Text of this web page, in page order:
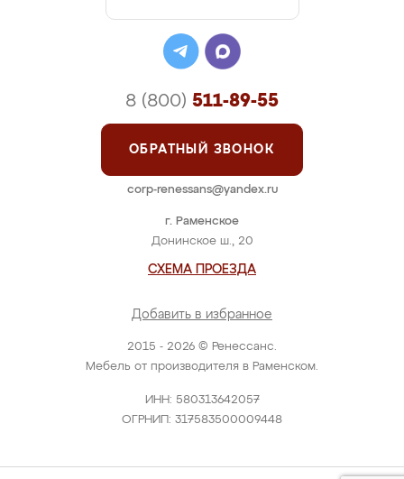
2015 - 2026 © Ренессанс.
Мебель от производителя в Раменском.
ИНН: 580313642057
ОГРНИП: 317583500009448
г. Раменское
Донинское ш., 20
СХЕМА ПРОЕЗДА
Добавить в избранное
8 (800) 511-89-55
ОБРАТНЫЙ ЗВОНОК
corp-renessans@yandex.ru